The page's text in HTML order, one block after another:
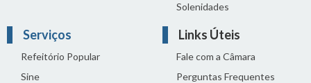
Solenidades
Serviços
Refeitório Popular
Sine
Links Úteis
Fale com a Câmara
Perguntas Frequentes